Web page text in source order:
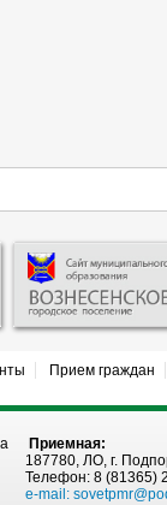
Прием граждан
Приемная:
187780, ЛО, г.
Телефон: 8 (81365)
e-mail: